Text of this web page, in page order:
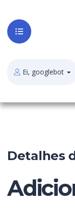
Ei, googlebot
Detalhes